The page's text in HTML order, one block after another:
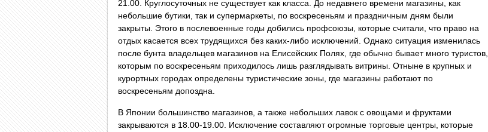
21.00. Круглосуточных не существует как класса. До недавнего времени магазины, как
небольшие бутики, так и супермаркеты, по воскресеньям и праздничным дням были
закрыты. Этого в послевоенные годы добились профсоюзы, которые считали, что право на
отдых касается всех трудящихся без каких-либо исключений. Однако ситуация изменилась
после бунта владельцев магазинов на Елисейских Полях, где обычно бывает много туристов,
которым по воскресеньям приходилось лишь разглядывать витрины. Отныне в крупных и
курортных городах определены туристические зоны, где магазины работают по
воскресеньям допоздна.
В Японии большинство магазинов, а также небольших лавок с овощами и фруктами
закрываются в 18.00-19.00. Исключение составляют огромные торговые центры, которые